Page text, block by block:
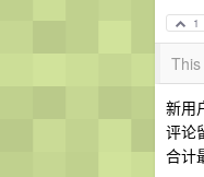
1
新用
评论
合计